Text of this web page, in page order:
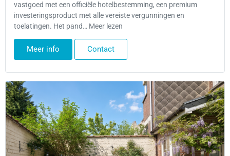
vastgoed met een officiële hotelbestemming, een premium
investeringsproduct met alle vereiste vergunningen en
toelatingen. Het pand… Meer lezen
Meer info Contact